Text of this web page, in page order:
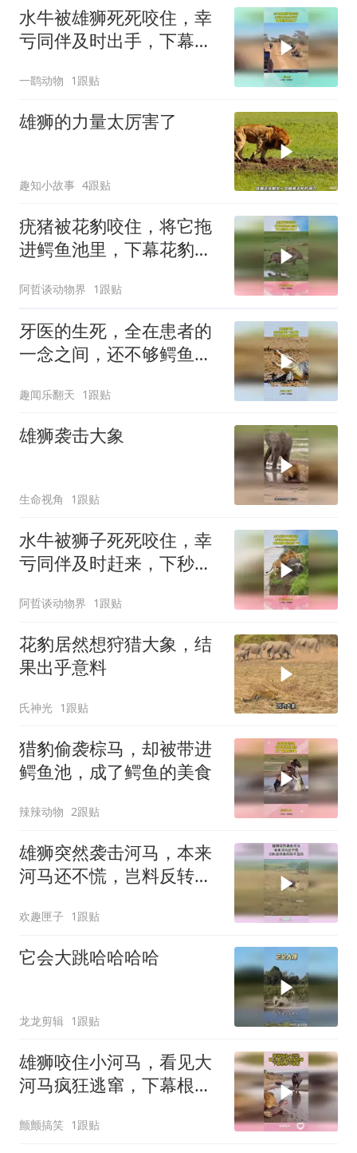
水牛被雄狮死死咬住，幸
亏同伴及时出手，下幕雄
一鹞动物 1跟贴
雄狮的力量太厉害了
趣知小故事 4跟贴
疣猪被花豹咬住，将它拖
进鳄鱼池里，下幕花豹跑
阿哲谈动物界 1跟贴
牙医的生死，全在患者的
一念之间，还不够鳄鱼塞
趣闻乐翻天 1跟贴
雄狮袭击大象
生命视角 1跟贴
水牛被狮子死死咬住，幸
亏同伴及时赶来，下秒雄
阿哲谈动物界 1跟贴
花豹居然想狩猎大象，结
果出乎意料
氏神光 1跟贴
猎豹偷袭棕马，却被带进
鳄鱼池，成了鳄鱼的美食
辣辣动物 2跟贴
雄狮突然袭击河马，本来
河马还不慌，岂料反转来
欢趣匣子 1跟贴
它会大跳哈哈哈哈
龙龙剪辑 1跟贴
雄狮咬住小河马，看见大
河马疯狂逃窜，下幕根本
颤颤搞笑 1跟贴